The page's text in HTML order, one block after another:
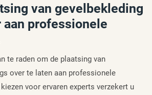
van gevelbekleding
professionele
te raden om de plaatsing van
over te laten aan professionele
voor ervaren experts verzekert u